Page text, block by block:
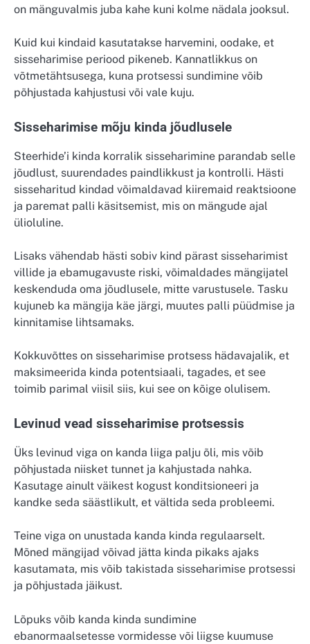
on mänguvalmis juba kahe kuni kolme nädala jooksul.
Kuid kui kindaid kasutatakse harvemini, oodake, et
sisseharimise periood pikeneb. Kannatlikkus on
võtmetähtsusega, kuna protsessi sundimine võib
põhjustada kahjustusi või vale kuju.
Sisseharimise mõju kinda jõudlusele
Steerhide’i kinda korralik sisseharimine parandab selle
jõudlust, suurendades paindlikkust ja kontrolli. Hästi
sisseharitud kindad võimaldavad kiiremaid reaktsioone
ja paremat palli käsitsemist, mis on mängude ajal
ülioluline.
Lisaks vähendab hästi sobiv kind pärast sisseharimist
villide ja ebamugavuste riski, võimaldades mängijatel
keskenduda oma jõudlusele, mitte varustusele. Tasku
kujuneb ka mängija käe järgi, muutes palli püüdmise ja
kinnitamise lihtsamaks.
Kokkuvõttes on sisseharimise protsess hädavajalik, et
maksimeerida kinda potentsiaali, tagades, et see
toimib parimal viisil siis, kui see on kõige olulisem.
Levinud vead sisseharimise protsessis
Üks levinud viga on kanda liiga palju õli, mis võib
põhjustada niisket tunnet ja kahjustada nahka.
Kasutage ainult väikest kogust konditsioneeri ja
kandke seda säästlikult, et vältida seda probleemi.
Teine viga on unustada kanda kinda regulaarselt.
Mõned mängijad võivad jätta kinda pikaks ajaks
kasutamata, mis võib takistada sisseharimise protsessi
ja põhjustada jäikust.
Lõpuks võib kanda kinda sundimine
ebanormaalsetesse vormidesse või liigse kuumuse